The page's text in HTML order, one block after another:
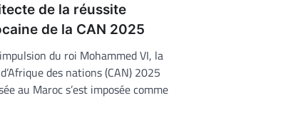
de la réussite
de la CAN 2025
du roi Mohammed VI, la
des nations (CAN) 2025
au Maroc s’est imposée comme